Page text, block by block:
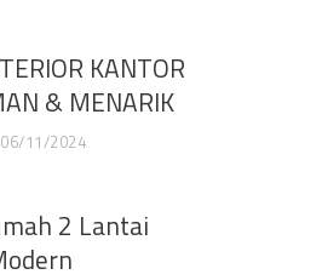
KANTOR
& MENARIK
06/11/2024
2 Lantai